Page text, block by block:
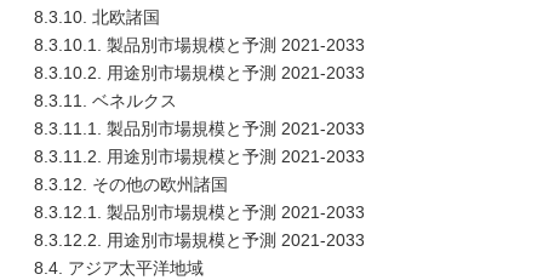
8.3.10. 北欧諸国
8.3.10.1. 製品別市場規模と予測 2021-2033
8.3.10.2. 用途別市場規模と予測 2021-2033
8.3.11. ベネルクス
8.3.11.1. 製品別市場規模と予測 2021-2033
8.3.11.2. 用途別市場規模と予測 2021-2033
8.3.12. その他の欧州諸国
8.3.12.1. 製品別市場規模と予測 2021-2033
8.3.12.2. 用途別市場規模と予測 2021-2033
8.4. アジア太平洋地域